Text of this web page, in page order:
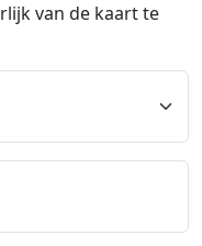
van de kaart te